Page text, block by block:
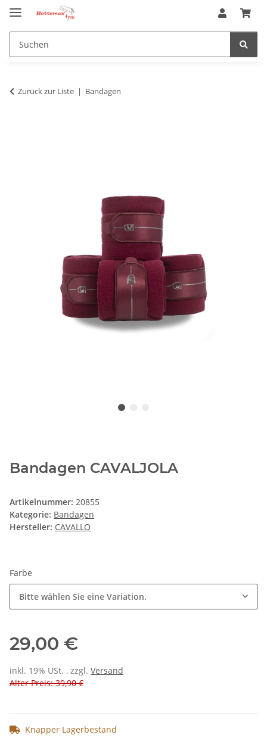
Zurück zur Liste Bandagen
Bandagen CAVALJOLA
Artikelnummer: 20855
Kategorie: Bandagen
Hersteller: CAVALLO
Farbe
Bitte wählen Sie eine Variation.
29,00 €
inkl. 19% USt. , zzgl. Versand
Alter Preis: 39,90 €
Knapper Lagerbestand